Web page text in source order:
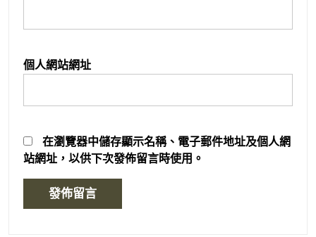
個人網站網址
在瀏覽器中儲存顯示名稱、電子郵件地址及個人網
站網址，以供下次發佈留言時使用。